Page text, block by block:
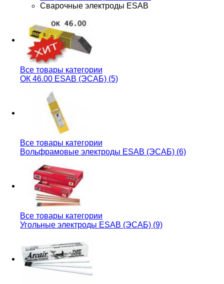
Сварочные электроды ESAB
Все товары категории
ОК 46.00 ESAB (ЭСАБ) (5)
Все товары категории
Вольфрамовые электроды ESAB (ЭСАБ) (6)
Все товары категории
Угольные электроды ESAB (ЭСАБ) (9)